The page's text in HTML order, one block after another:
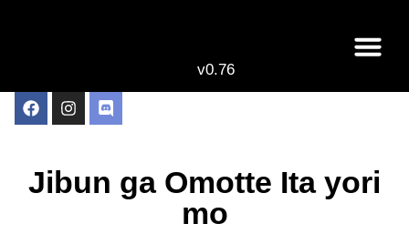
v0.76
Jibun ga Omotte Ita yori
mo